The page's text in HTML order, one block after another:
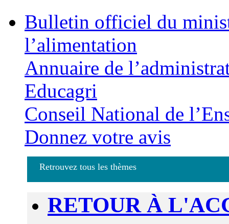
Bulletin officiel du
l’alimentation
Annuaire de
Educagri
Conseil National de
Donnez votre avis
Retrouvez tous les thèmes
RETOUR À